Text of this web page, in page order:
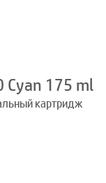
Cyan 175 ml
картридж